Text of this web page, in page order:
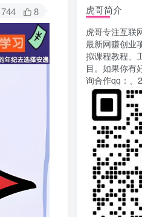
744 8 虎哥简介
虎哥专注互联
最新网赚创业
拟课程教程、
目。如果你有
询合作qq：、